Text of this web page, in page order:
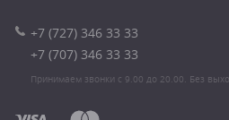
+7 (727) 346 33 33
+7 (707) 346 33 33
Принимаем звонки с 9.00 до 20.00. Без